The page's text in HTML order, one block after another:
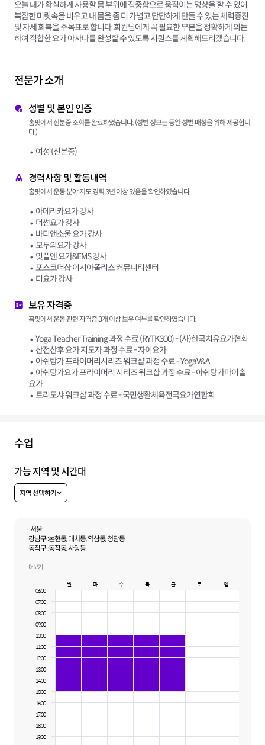
오늘 내가 확실하게 사용할 몸 부위에 집중함으로 움직이는 명상을 할 수 있어
복잡한 머릿속을 비우고 내 몸을 좀 더 가볍고 단단하게 만들 수 있는 체력증진
및 자세 회복을 주목표로 합니다. 회원님에게 꼭 필요한 부분을 정확하게 의논
하여 적합한 요가 아사나를 완성할 수 있도록 시퀀스를 계획해드리겠습니다.
전문가 소개
성별 및 본인 인증
홈핏에서 신분증 조회를 완료하였습니다. (성별 정보는 동일 성별 매칭을 위해 제공합니
다.)
여성 (신분증)
경력사항 및 활동내역
홈핏에서 운동 분야 지도 경력 3년 이상 있음을 확인하였습니다.
아메리카요가 강사
더썬요가 강사
바디앤소울 요가 강사
모두의요가 강사
잇플앤 요가&EMS 강사
포스코더샵 이시아폴리스 커뮤니티센터
더요가 강사
보유 자격증
홈핏에서 운동 관련 자격증 3개 이상 보유 여부를 확인하였습니다.
Yoga Teacher Training 과정 수료 (RYTK300) - (사)한국치유요가협회
산전산후 요가 지도자 과정 수료 - 자이요가
아쉬탕가 프라이머리시리즈 워크샵 과정 수료 - YogaV&A
아쉬탕가요가 프라이머리 시리즈 워크샵 과정 수료 - 아쉬탕가마이솔
요가
트리도샤 워크샵 과정 수료 - 국민생활체육전국요가연합회
수업
가능 지역 및 시간대
지역 선택하기
· 서울
강남구 :논현동, 대치동, 역삼동, 청담동
동작구 :동작동, 사당동
용산구 :
더보기
월 화 수 목 금 토
일
06:00
07:00
08:00
09:00
10:00
11:00
12:00
13:00
14:00
15:00
16:00
17:00
18:00
19:00